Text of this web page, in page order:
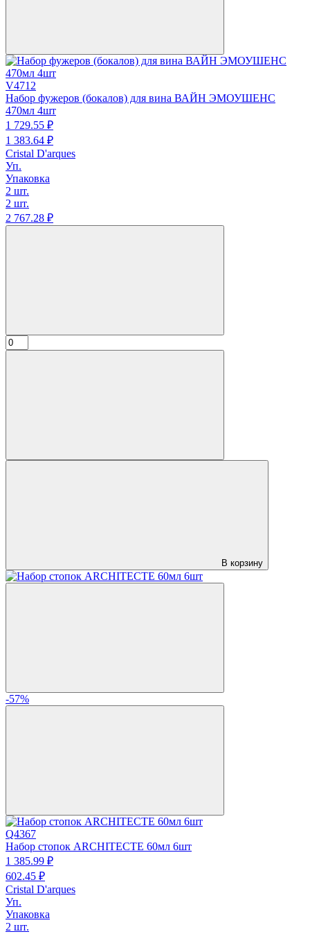
V4712
Набор фужеров (бокалов) для вина ВАЙН ЭМОУШЕНС
470мл 4шт
1 729.55 ₽
1 383.64 ₽
Cristal D'arques
Уп.
Упаковка
2 шт.
2 шт.
2 767.28 ₽
В корзину
-57%
Q4367
Набор стопок ARCHITECTE 60мл 6шт
1 385.99 ₽
602.45 ₽
Cristal D'arques
Уп.
Упаковка
2 шт.